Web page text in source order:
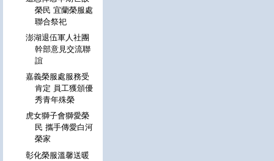
榮民 宜蘭榮服處
聯合祭祀
澎湖退伍軍人社團
幹部意見交流聯
誼
嘉義榮服處服務受
肯定 員工獲頒優
秀青年殊榮
虎女獅子會獅愛榮
民 攜手傳愛白河
榮家
彰化榮服溫馨送暖